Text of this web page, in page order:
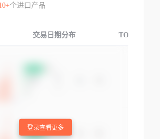
个进口产品
交易日期分布 TOP3交易国
登录查看更多